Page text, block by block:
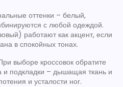
оттенки – белый,
с любой одеждой.
работают как акцент, если
в спокойных тонах.
выборе кроссовок обратите
и подкладки – дышащая ткань и
и усталости ног.